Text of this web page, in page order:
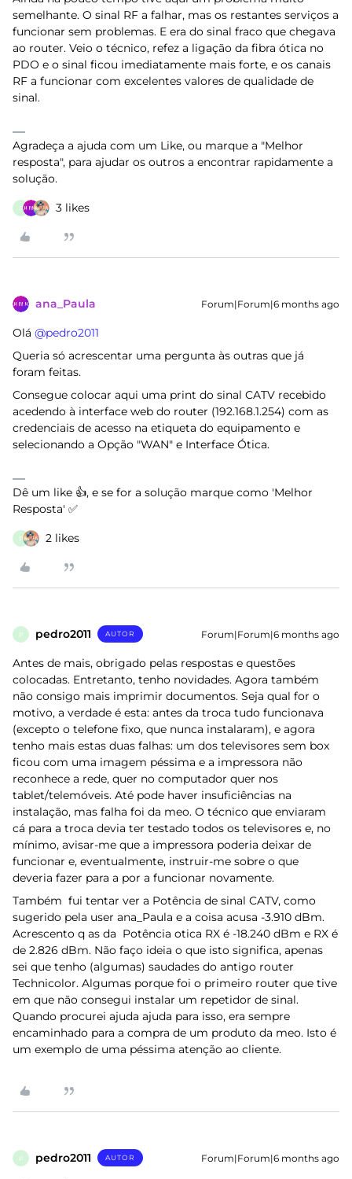
semelhante. O sinal RF a falhar, mas os restantes serviços a
funcionar sem problemas. E era do sinal fraco que chegava
ao router. Veio o técnico, refez a ligação da fibra ótica no
PDO e o sinal ficou imediatamente mais forte, e os canais
RF a funcionar com excelentes valores de qualidade de
sinal.
Agradeça a ajuda com um Like, ou marque a "Melhor
resposta", para ajudar os outros a encontrar rapidamente a
solução.
P 3 likes
ana_Paula Forum|Forum|6 months ago
Olá ​ @pedro2011
Queria só acrescentar uma pergunta às outras que já
foram feitas.
Consegue colocar aqui uma print do sinal CATV recebido
acedendo à interface web do router (192.168.1.254) com as
credenciais de acesso na etiqueta do equipamento e
selecionando a Opção "WAN" e Interface Ótica.
Dê um like 👍, e se for a solução marque como 'Melhor
Resposta' ✅
P 2 likes
P pedro2011 AUTOR Forum|Forum|6 months ago
Antes de mais, obrigado pelas respostas e questões
colocadas. Entretanto, tenho novidades. Agora também
não consigo mais imprimir documentos. Seja qual for o
motivo, a verdade é esta: antes da troca tudo funcionava
(excepto o telefone fixo, que nunca instalaram), e agora
tenho mais estas duas falhas: um dos televisores sem box
ficou com uma imagem péssima e a impressora não
reconhece a rede, quer no computador quer nos
tablet/telemóveis. Até pode haver insuficiências na
instalação, mas falha foi da meo. O técnico que enviaram
cá para a troca devia ter testado todos os televisores e, no
mínimo, avisar-me que a impressora poderia deixar de
funcionar e, eventualmente, instruir-me sobre o que
deveria fazer para a por a funcionar novamente.
Também fui tentar ver a Potência de sinal CATV, como
sugerido pela user ana_Paula e a coisa acusa -3.910 dBm.
Acrescento q as da Potência otica RX é -18.240 dBm e RX é
de 2.826 dBm. Não faço ideia o que isto significa, apenas
sei que tenho (algumas) saudades do antigo router
Technicolor. Algumas porque foi o primeiro router que tive
em que não consegui instalar um repetidor de sinal.
Quando procurei ajuda ajuda para isso, era sempre
encaminhado para a compra de um produto da meo. Isto é
um exemplo de uma péssima atenção ao cliente.
P pedro2011 AUTOR Forum|Forum|6 months ago